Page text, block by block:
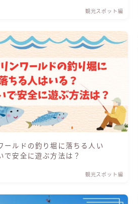
観光スポット編
ールドの釣り堀に落ちる人い
で安全に遊ぶ方法は？
観光スポット編